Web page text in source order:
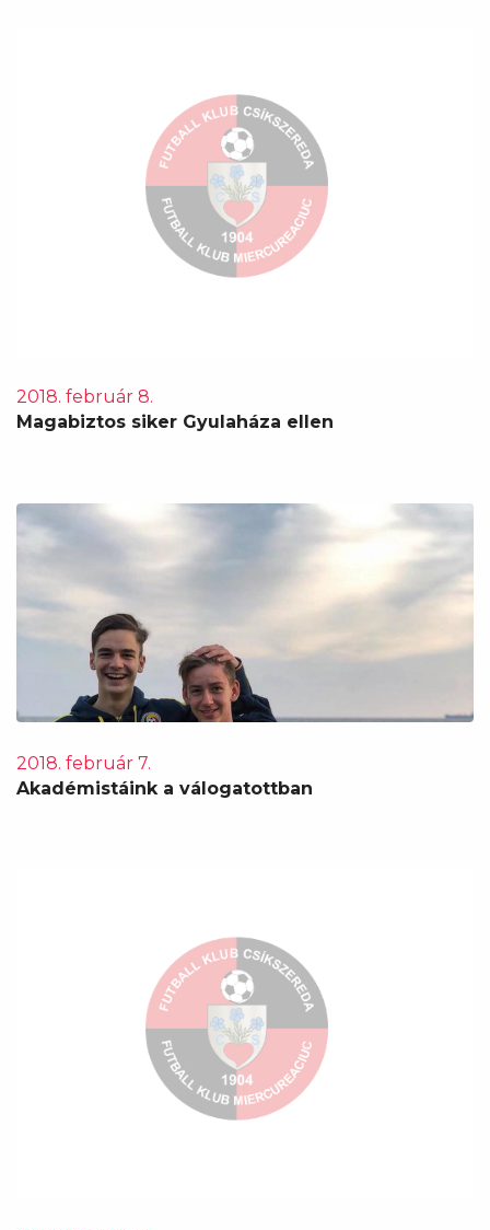
2018. február 8.
Magabiztos siker Gyulaháza ellen
2018. február 7.
Akadémistáink a válogatottban